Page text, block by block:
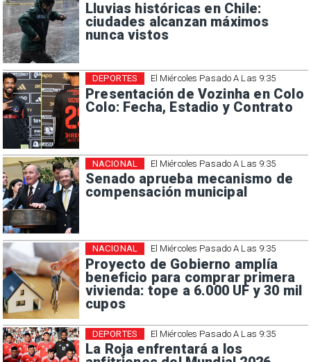
Lluvias históricas en Chile:
ciudades alcanzan máximos
nunca vistos
El Miércoles Pasado A Las 9:35
Presentación de Vozinha en Colo
Colo: Fecha, Estadio y Contrato
DEPORTES
El Miércoles Pasado A Las 9:35
Senado aprueba mecanismo de
compensación municipal
NACIONAL
El Miércoles Pasado A Las 9:35
Proyecto de Gobierno amplía
beneficio para comprar primera
vivienda: tope a 6.000 UF y 30 mil
cupos
NACIONAL
El Miércoles Pasado A Las 9:35
La Roja enfrentará a los
DEPORTES